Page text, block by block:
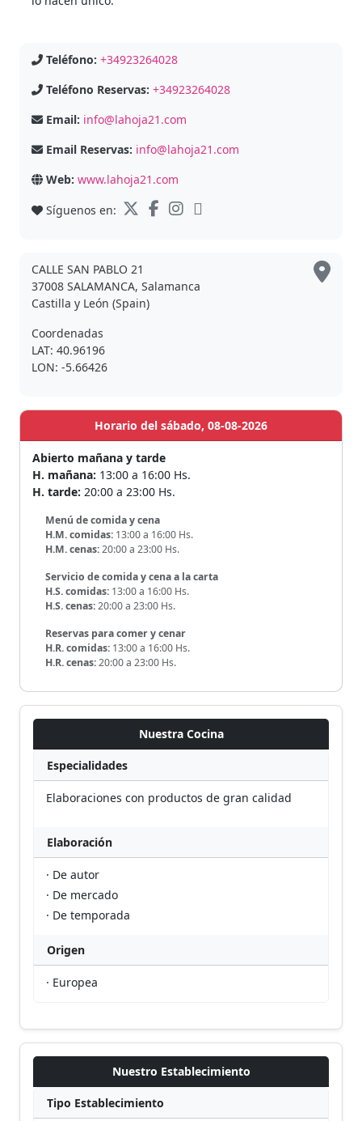
Teléfono: +34923264028
Teléfono Reservas: +34923264028
Email: info@lahoja21.com
Email Reservas: info@lahoja21.com
Web: www.lahoja21.com
Síguenos en:
CALLE SAN PABLO 21
37008 SALAMANCA, Salamanca
Castilla y León (Spain)
Coordenadas
LAT: 40.96196
LON: -5.66426
Horario del sábado, 08-08-2026
Abierto mañana y tarde
H. mañana: 13:00 a 16:00 Hs.
H. tarde: 20:00 a 23:00 Hs.
Menú de comida y cena
H.M. comidas: 13:00 a 16:00 Hs.
H.M. cenas:20:00 a 23:00 Hs.
Servicio de comida y cena a la carta
H.S. comidas: 13:00 a 16:00 Hs.
H.S. cenas:20:00 a 23:00 Hs.
Reservas para comer y cenar
H.R. comidas: 13:00 a 16:00 Hs.
H.R. cenas:20:00 a 23:00 Hs.
Nuestra Cocina
Especialidades
Elaboraciones con productos de gran calidad
Elaboración
· De autor
· De mercado
· De temporada
Origen
· Europea
Nuestro Establecimiento
Tipo Establecimiento